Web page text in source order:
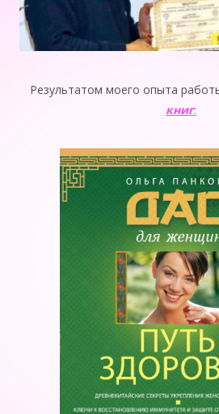
Результатом моего опыта
книг: